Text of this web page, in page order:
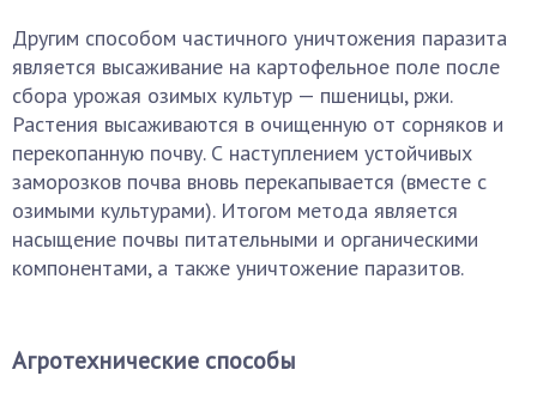
Другим способом частичного уничтожения паразита
является высаживание на картофельное поле после
сбора урожая озимых культур — пшеницы, ржи.
Растения высаживаются в очищенную от сорняков и
перекопанную почву. С наступлением устойчивых
заморозков почва вновь перекапывается (вместе с
озимыми культурами). Итогом метода является
насыщение почвы питательными и органическими
компонентами, а также уничтожение паразитов.
Агротехнические способы